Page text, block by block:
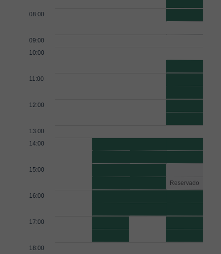
08:00
09:00
10:00
11:00
12:00
13:00
14:00
15:00
Reservado
16:00
17:00
18:00